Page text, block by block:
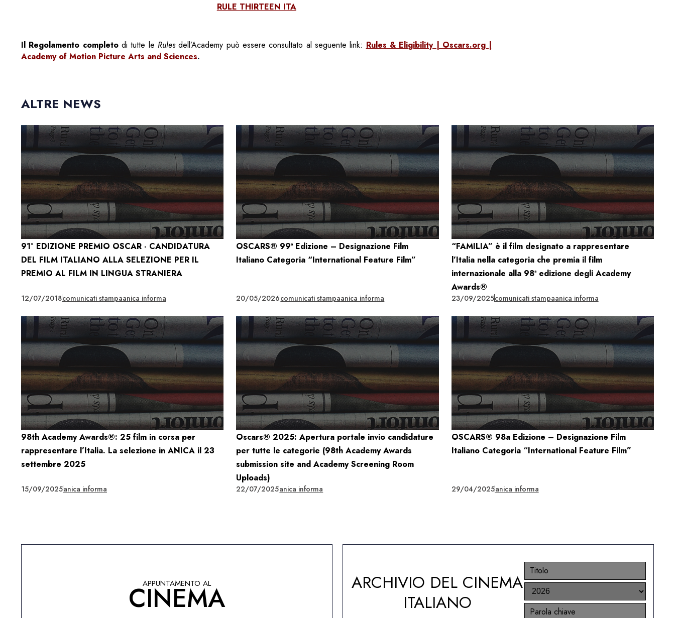
RULE THIRTEEN ITA
Il Regolamento completodi tutte leRulesdell’Academy può essere consultato al seguente link: Rules & Eligibility | Oscars.org |
Academy of Motion Picture Arts and Sciences.
ALTRE NEWS
91° EDIZIONE PREMIO OSCAR - CANDIDATURA
DEL FILM ITALIANO ALLA SELEZIONE PER IL
PREMIO AL FILM IN LINGUA STRANIERA
12/07/2018comunicati stampaanica informa
OSCARS® 99ª Edizione – Designazione Film
Italiano Categoria “International Feature Film”
20/05/2026comunicati stampaanica informa
“FAMILIA” è il film designato a rappresentare
l’Italia nella categoria che premia il film
internazionale alla 98ª edizione degli Academy
Awards®
23/09/2025comunicati stampaanica informa
98th Academy Awards®: 25 film in corsa per
rappresentare l’Italia. La selezione in ANICA il 23
settembre 2025
15/09/2025anica informa
Oscars® 2025: Apertura portale invio candidature
per tutte le categorie (98th Academy Awards
submission site and Academy Screening Room
Uploads)
22/07/2025anica informa
OSCARS® 98a Edizione – Designazione Film
Italiano Categoria “International Feature Film”
29/04/2025anica informa
APPUNTAMENTO AL
CINEMA
ARCHIVIO DEL CINEMA
ITALIANO